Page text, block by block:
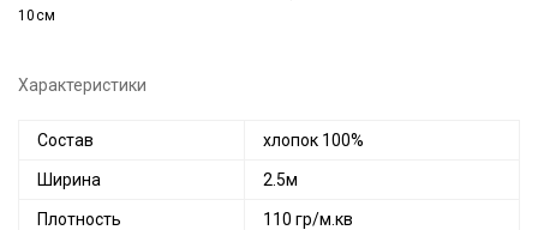
10см
Характеристики
Состав хлопок 100%
Ширина 2.5м
Плотность 110 гр/м.кв